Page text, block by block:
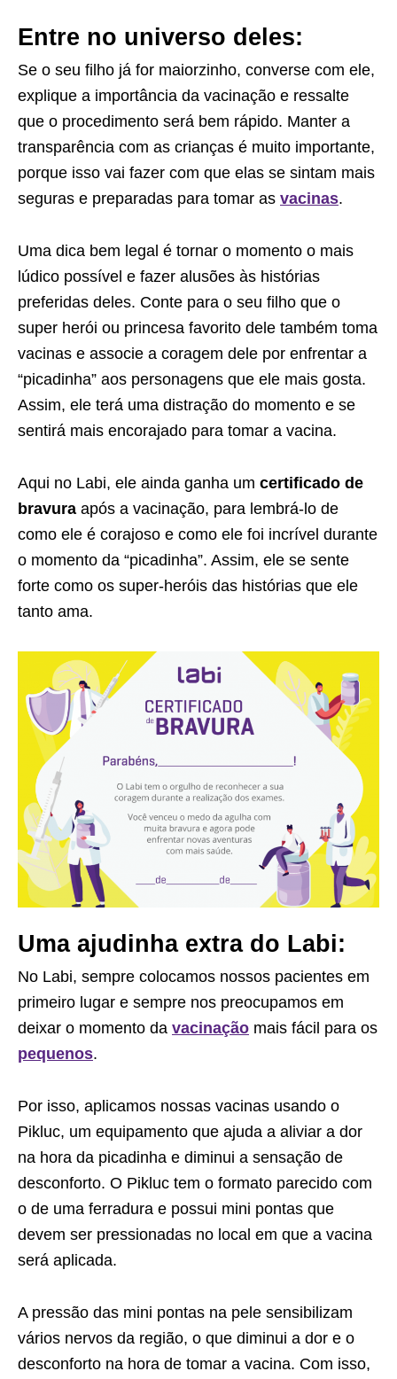
Entre no universo deles:
Se o seu filho já for maiorzinho, converse com ele,
explique a importância da vacinação e ressalte
que o procedimento será bem rápido. Manter a
transparência com as crianças é muito importante,
porque isso vai fazer com que elas se sintam mais
seguras e preparadas para tomar as vacinas.
Uma dica bem legal é tornar o momento o mais
lúdico possível e fazer alusões às histórias
preferidas deles. Conte para o seu filho que o
super herói ou princesa favorito dele também toma
vacinas e associe a coragem dele por enfrentar a
“picadinha” aos personagens que ele mais gosta.
Assim, ele terá uma distração do momento e se
sentirá mais encorajado para tomar a vacina.
Aqui no Labi, ele ainda ganha um certificado de
bravura após a vacinação, para lembrá-lo de
como ele é corajoso e como ele foi incrível durante
o momento da “picadinha”. Assim, ele se sente
forte como os super-heróis das histórias que ele
tanto ama.
Uma ajudinha extra do Labi:
No Labi, sempre colocamos nossos pacientes em
primeiro lugar e sempre nos preocupamos em
deixar o momento da vacinação mais fácil para os
pequenos.
Por isso, aplicamos nossas vacinas usando o
Pikluc, um equipamento que ajuda a aliviar a dor
na hora da picadinha e diminui a sensação de
desconforto. O Pikluc tem o formato parecido com
o de uma ferradura e possui mini pontas que
devem ser pressionadas no local em que a vacina
será aplicada.
A pressão das mini pontas na pele sensibilizam
vários nervos da região, o que diminui a dor e o
desconforto na hora de tomar a vacina. Com isso,